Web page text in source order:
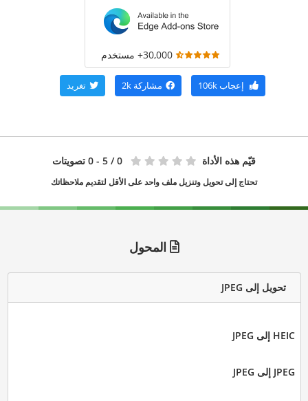
30,000+ مستخدم
إعجاب106k مشاركة 2k تغريد
قيّم هذه الأداة 0 / 5 - 0 تصويتات
تحتاج إلى تحويل وتنزيل ملف واحد على الأقل لتقديم ملاحظاتك
المحول
تحويل إلى JPEG
HEIC إلى JPEG
JPEG إلى JPEG